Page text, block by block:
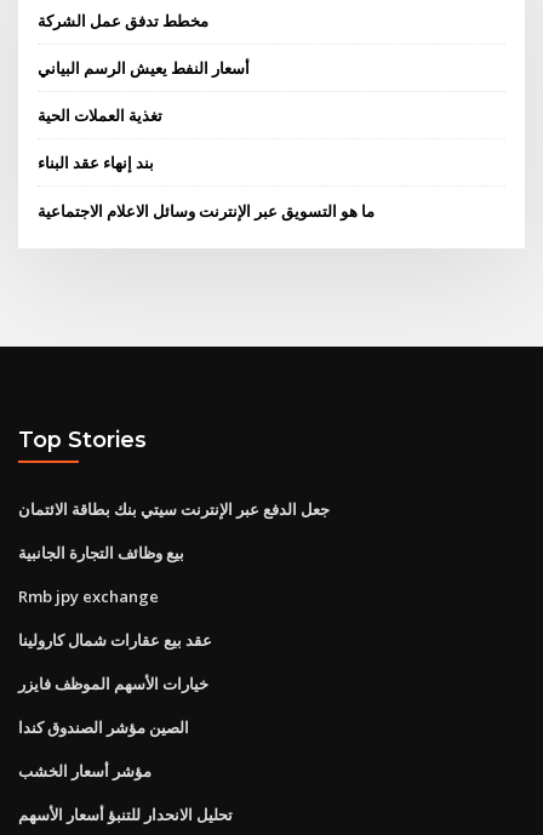
مخطط تدفق عمل الشركة
أسعار النفط يعيش الرسم البياني
تغذية العملات الحية
بند إنهاء عقد البناء
ما هو التسويق عبر الإنترنت وسائل الاعلام الاجتماعية
Top Stories
جعل الدفع عبر الإنترنت سيتي بنك بطاقة الائتمان
بيع وظائف التجارة الجانبية
Rmb jpy exchange
عقد بيع عقارات شمال كارولينا
خيارات الأسهم الموظف فايزر
الصين مؤشر الصندوق كندا
مؤشر أسعار الخشب
تحليل الانحدار للتنبؤ أسعار الأسهم